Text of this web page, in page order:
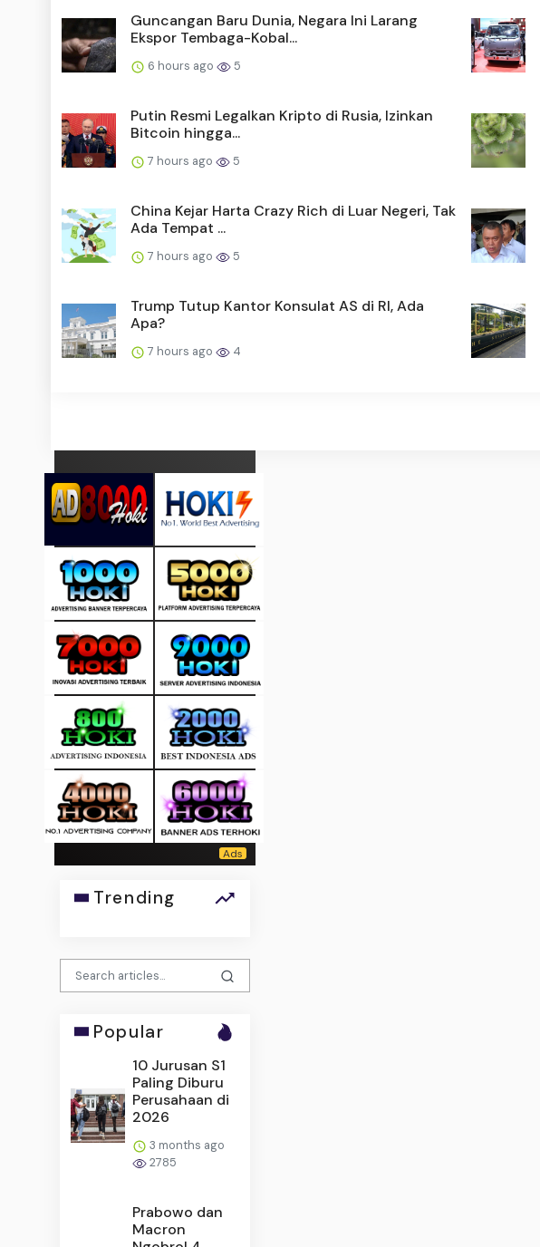
Guncangan Baru Dunia, Negara Ini Larang
Ekspor Tembaga-Kobal...
6 hours ago 5
Putin Resmi Legalkan Kripto di Rusia, Izinkan
Bitcoin hingga...
7 hours ago 5
China Kejar Harta Crazy Rich di Luar Negeri, Tak
Ada Tempat ...
7 hours ago 5
Trump Tutup Kantor Konsulat AS di RI, Ada
Apa?
7 hours ago 4
Trending
Popular
10 Jurusan S1
Paling Diburu
Perusahaan di
2026
3 months ago
2785
Prabowo dan
Macron